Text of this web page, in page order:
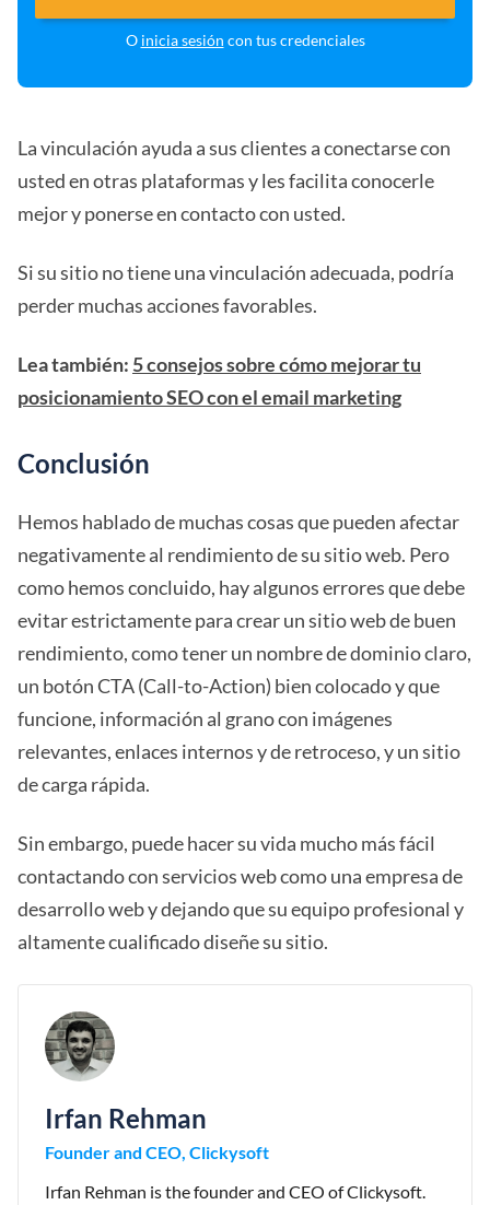
O inicia sesión con tus credenciales
La vinculación ayuda a sus clientes a conectarse con
usted en otras plataformas y les facilita conocerle
mejor y ponerse en contacto con usted.
Si su sitio no tiene una vinculación adecuada, podría
perder muchas acciones favorables.
Lea también: 5 consejos sobre cómo mejorar tu
posicionamiento SEO con el email marketing
Conclusión
Hemos hablado de muchas cosas que pueden afectar
negativamente al rendimiento de su sitio web. Pero
como hemos concluido, hay algunos errores que debe
evitar estrictamente para crear un sitio web de buen
rendimiento, como tener un nombre de dominio claro,
un botón CTA (Call-to-Action) bien colocado y que
funcione, información al grano con imágenes
relevantes, enlaces internos y de retroceso, y un sitio
de carga rápida.
Sin embargo, puede hacer su vida mucho más fácil
contactando con servicios web como una empresa de
desarrollo web y dejando que su equipo profesional y
altamente cualificado diseñe su sitio.
Irfan Rehman
Founder and CEO, Clickysoft
Irfan Rehman is the founder and CEO of Clickysoft.